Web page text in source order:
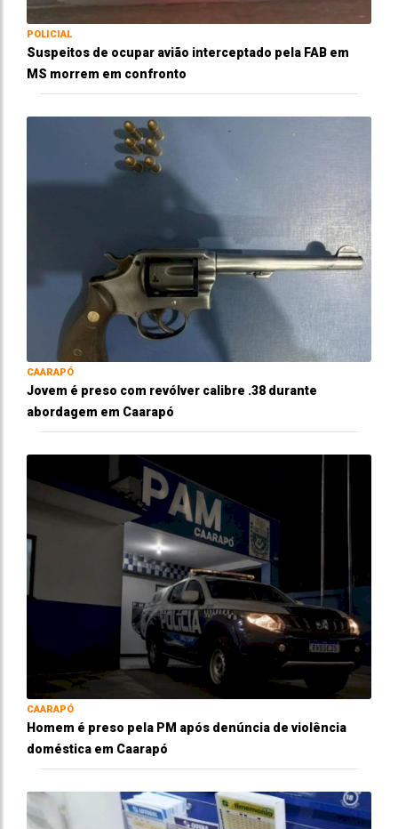
POLICIAL
Suspeitos de ocupar avião interceptado pela FAB em
MS morrem em confronto
CAARAPÓ
Jovem é preso com revólver calibre .38 durante
abordagem em Caarapó
CAARAPÓ
Homem é preso pela PM após denúncia de violência
doméstica em Caarapó